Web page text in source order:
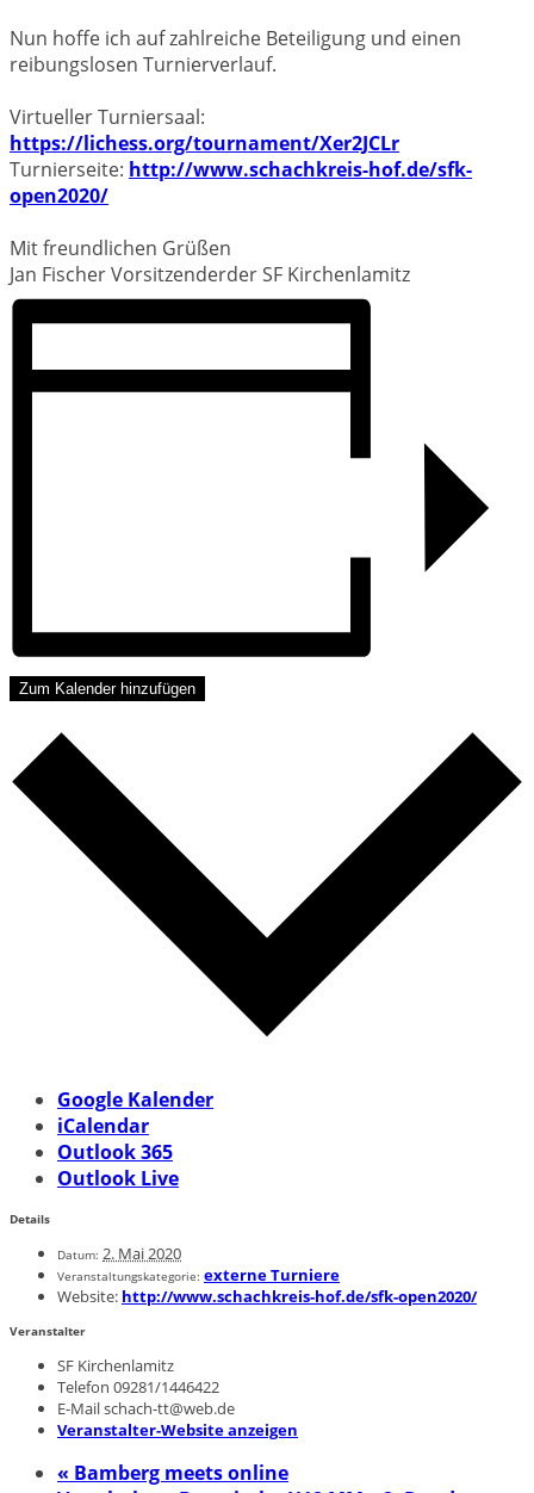
Nun hoffe ich auf zahlreiche Beteiligung und einen
reibungslosen Turnierverlauf.
Virtueller Turniersaal:
https://lichess.org/tournament/Xer2JCLr
Turnierseite: http://www.schachkreis-hof.de/sfk-
open2020/
Mit freundlichen Grüßen
Jan Fischer Vorsitzenderder SF Kirchenlamitz
Zum Kalender hinzufügen
Google Kalender
iCalendar
Outlook 365
Outlook Live
Details
Datum: 2. Mai 2020
Veranstaltungskategorie: externe Turniere
Website: http://www.schachkreis-hof.de/sfk-open2020/
Veranstalter
SF Kirchenlamitz
Telefon 09281/1446422
E-Mailschach-tt@web.de
Veranstalter-Website anzeigen
« Bamberg meets online